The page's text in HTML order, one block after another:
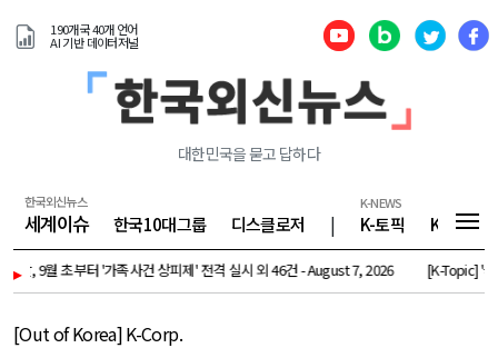
190개국 40개 언어
AI 기반 데이터저널
대한민국을 묻고 답하다
한국외신뉴스
세계이슈 한국10대그룹 디스클로저 |
K-NEWS
K-토픽 K-기업
▸초부터 '가족사건 상피제' 전격 실시 외 46건 - August 7, 2026 [K-Topic] '극한폭
[Out of Korea] K-Corp.